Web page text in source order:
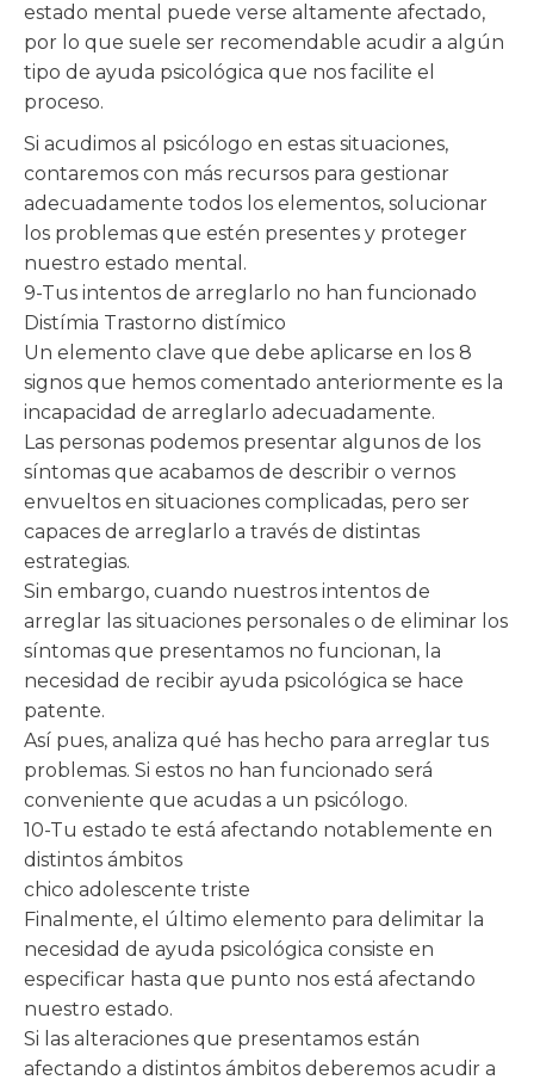
estado mental puede verse altamente afectado,
por lo que suele ser recomendable acudir a algún
tipo de ayuda psicológica que nos facilite el
proceso.
Si acudimos al psicólogo en estas situaciones,
contaremos con más recursos para gestionar
adecuadamente todos los elementos, solucionar
los problemas que estén presentes y proteger
nuestro estado mental.
9-Tus intentos de arreglarlo no han funcionado
Distímia Trastorno distímico
Un elemento clave que debe aplicarse en los 8
signos que hemos comentado anteriormente es la
incapacidad de arreglarlo adecuadamente.
Las personas podemos presentar algunos de los
síntomas que acabamos de describir o vernos
envueltos en situaciones complicadas, pero ser
capaces de arreglarlo a través de distintas
estrategias.
Sin embargo, cuando nuestros intentos de
arreglar las situaciones personales o de eliminar los
síntomas que presentamos no funcionan, la
necesidad de recibir ayuda psicológica se hace
patente.
Así pues, analiza qué has hecho para arreglar tus
problemas. Si estos no han funcionado será
conveniente que acudas a un psicólogo.
10-Tu estado te está afectando notablemente en
distintos ámbitos
chico adolescente triste
Finalmente, el último elemento para delimitar la
necesidad de ayuda psicológica consiste en
especificar hasta que punto nos está afectando
nuestro estado.
Si las alteraciones que presentamos están
afectando a distintos ámbitos deberemos acudir a